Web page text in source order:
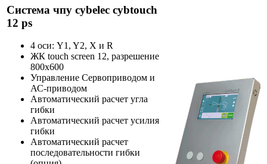
Система чпу cybelec cybtouch
12 ps
4 оси: Y1, Y2, X и R
ЖК touch screen 12, разрешение
800х600
Управление Сервоприводом и
АС-приводом
Автоматический расчет угла
гибки
Автоматический расчет усилия
гибки
Автоматический расчет
последовательности гибки